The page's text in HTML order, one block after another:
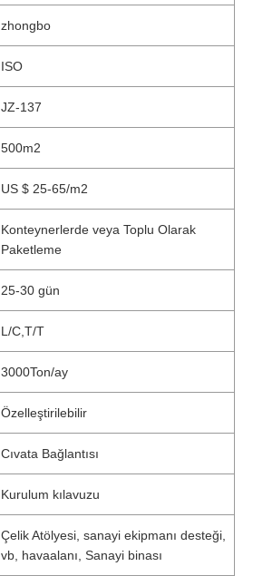
zhongbo
ISO
JZ-137
500m2
US $ 25-65/m2
Konteynerlerde veya Toplu Olarak
Paketleme
25-30 gün
L/C,T/T
3000Ton/ay
Özelleştirilebilir
Cıvata Bağlantısı
Kurulum kılavuzu
Çelik Atölyesi, sanayi ekipmanı desteği,
vb, havaalanı, Sanayi binası